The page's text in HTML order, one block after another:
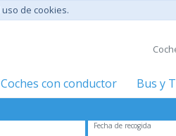
de cookies.
Coches con conductor Bus y
Fecha de recogida